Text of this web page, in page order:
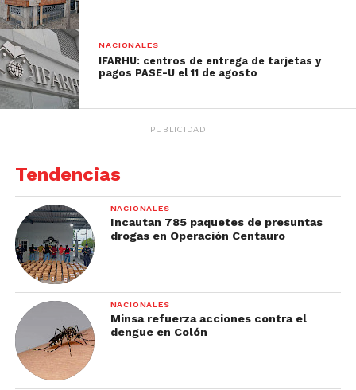
NACIONALES
IFARHU: centros de entrega de tarjetas y
pagos PASE-U el 11 de agosto
PUBLICIDAD
Tendencias
NACIONALES
Incautan 785 paquetes de presuntas
drogas en Operación Centauro
NACIONALES
Minsa refuerza acciones contra el
dengue en Colón